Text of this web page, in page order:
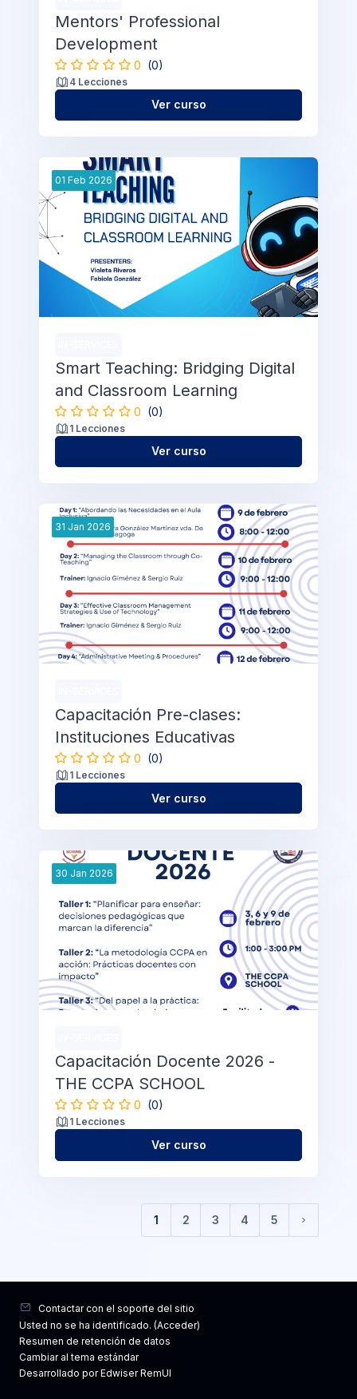
Mentors' Professional
Development
0 (0)
4 Lecciones
Ver curso
01 Feb 2026
Smart Teaching: Bridging Digital
and Classroom Learning
0 (0)
1 Lecciones
Ver curso
31 Jan 2026
Capacitación Pre-clases:
Instituciones Educativas
0 (0)
1 Lecciones
Ver curso
30 Jan 2026
Capacitación Docente 2026 -
THE CCPA SCHOOL
0 (0)
1 Lecciones
Ver curso
1
(current)
2 3 4 5
Contactar con el soporte del sitio
Usted no se ha identificado. (Acceder)
Resumen de retención de datos
Cambiar al tema estándar
Desarrollado por Edwiser RemUI